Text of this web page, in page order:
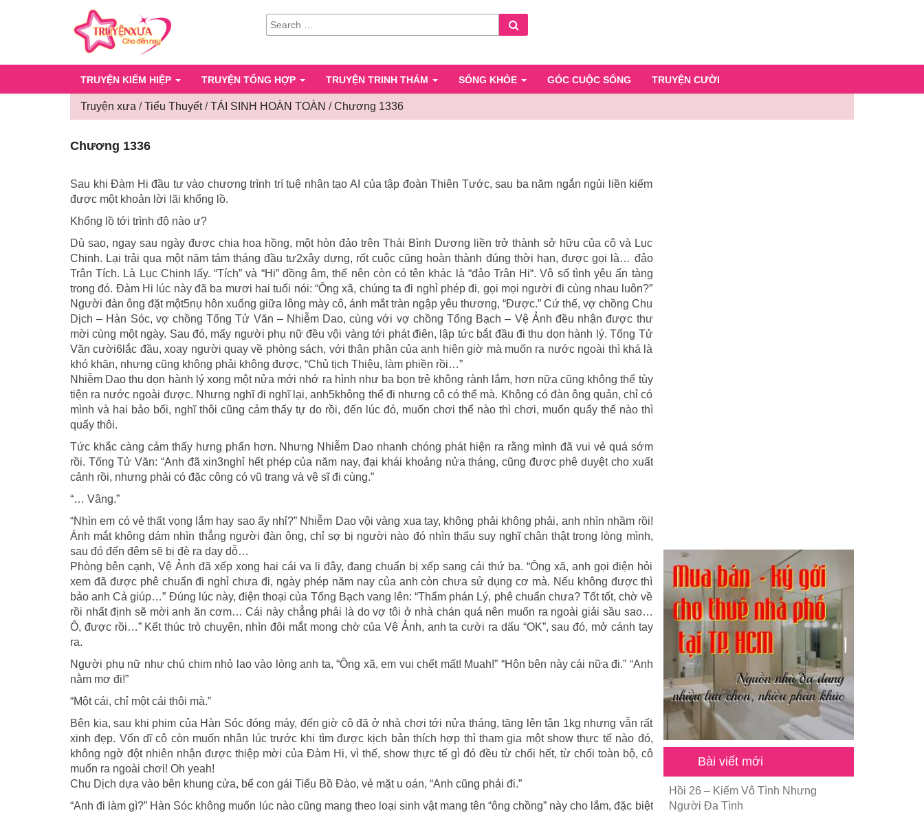
SEARCH
FOR:
TRUYỆN KIẾM HIỆP TRUYỆN TỔNG HỢP TRUYỆN TRINH THÁM SỐNG KHỎE GÓC CUỘC SỐNG TRUYỆN CƯỜI
Truyện xưa /Tiểu Thuyết/TÁI SINH HOÀN TOÀN /Chương 1336
Chương 1336
Sau khi Đàm Hi đầu tư vào chương trình trí tuệ nhân tạo AI của tập đoàn Thiên Tước, sau ba năm ngắn ngủi liền kiếm
được một khoản lời lãi khổng lồ.
Khổng lồ tới trình độ nào ư?
Dù sao, ngay sau ngày được chia hoa hồng, một hòn đảo trên Thái Bình Dương liền trở thành sở hữu của cô và Lục
Chinh. Lại trải qua một năm tám tháng đầu tư2xây dựng, rốt cuộc cũng hoàn thành đúng thời hạn, được gọi là… đảo
Trân Tích. Là Lục Chinh lấy. “Tích” và “Hi” đồng âm, thế nên còn có tên khác là “đảo Trân Hi“. Vô số tình yêu ẩn tàng
trong đó. Đàm Hi lúc này đã ba mươi hai tuổi nói: “Ông xã, chúng ta đi nghỉ phép đi, gọi mọi người đi cùng nhau luôn?”
Người đàn ông đặt một5nụ hôn xuống giữa lông mày cô, ánh mắt tràn ngập yêu thương, “Được.” Cứ thế, vợ chồng Chu
Dịch – Hàn Sóc, vợ chồng Tống Tử Văn – Nhiễm Dao, cùng với vợ chồng Tổng Bạch – Vệ Ảnh đều nhận được thư
mời cùng một ngày. Sau đó, mấy người phụ nữ đều vội vàng tới phát điên, lập tức bắt đầu đi thu dọn hành lý. Tống Tử
Văn cười6lắc đầu, xoay người quay về phòng sách, với thân phận của anh hiện giờ mà muốn ra nước ngoài thì khá là
khó khăn, nhưng cũng không phải không được, “Chủ tịch Thiệu, làm phiền rồi…”
Nhiễm Dao thu dọn hành lý xong một nửa mới nhớ ra hình như ba bọn trẻ không rành lắm, hơn nữa cũng không thể tùy
tiện ra nước ngoài được. Nhưng nghĩ đi nghĩ lại, anh5không thể đi nhưng cô có thể mà. Không có đàn ông quản, chỉ có
mình và hai bảo bối, nghĩ thôi cũng cảm thấy tự do rồi, đến lúc đó, muốn chơi thể nào thì chơi, muốn quẩy thế nào thì
quẩy thôi.
Tức khắc càng cảm thấy hưng phấn hơn. Nhưng Nhiễm Dao nhanh chóng phát hiện ra rằng mình đã vui vẻ quá sớm
rồi. Tống Tử Văn: “Anh đã xin3nghỉ hết phép của năm nay, đại khái khoảng nửa tháng, cũng được phê duyệt cho xuất
cảnh rồi, nhưng phải có đặc công có vũ trang và vệ sĩ đi cùng.”
“… Vâng.”
“Nhìn em có vẻ thất vọng lắm hay sao ấy nhỉ?” Nhiễm Dao vội vàng xua tay, không phải không phải, anh nhìn nhầm rồi!
Ánh mắt không dám nhìn thẳng người đàn ông, chỉ sợ bị người nào đó nhìn thấu suy nghĩ chân thật trong lòng mình,
sau đó đến đêm sẽ bị đè ra dạy dỗ…
Phòng bên cạnh, Vệ Ảnh đã xếp xong hai cái va li đây, đang chuẩn bị xếp sang cái thứ ba. “Ông xã, anh gọi điện hỏi
xem đã được phê chuẩn đi nghỉ chưa đi, ngày phép năm nay của anh còn chưa sử dụng cơ mà. Nếu không được thì
bảo anh Cả giúp…” Đúng lúc này, điện thoại của Tổng Bạch vang lên: “Thẩm phán Lý, phê chuẩn chưa? Tốt tốt, chờ về
rồi nhất định sẽ mời anh ăn cơm… Cái này chẳng phải là do vợ tôi ở nhà chán quá nên muốn ra ngoài giải sầu sao…
Ô, được rồi…” Kết thúc trò chuyện, nhìn đôi mắt mong chờ của Vệ Ảnh, anh ta cười ra dấu “OK”, sau đó, mở cánh tay
ra.
Người phụ nữ như chú chim nhỏ lao vào lòng anh ta, “Ông xã, em vui chết mất! Muah!” “Hôn bên này cái nữa đi.” “Anh
nằm mơ đi!”
“Một cái, chỉ một cái thôi mà.”
Bên kia, sau khi phim của Hàn Sóc đóng máy, đến giờ cô đã ở nhà chơi tới nửa tháng, tăng lên tận 1kg nhưng vẫn rất
xinh đẹp. Vốn dĩ cô còn muốn nhân lúc trước khi tìm được kịch bản thích hợp thì tham gia một show thực tế nào đó,
không ngờ đột nhiên nhận được thiệp mời của Đàm Hi, vì thế, show thực tế gì đó đều từ chối hết, từ chối toàn bộ, cô
muốn ra ngoài chơi! Oh yeah!
Chu Dịch dựa vào bên khung cửa, bể con gái Tiểu Bồ Đào, vẻ mặt u oán, “Anh cũng phải đi.”
“Anh đi làm gì?” Hàn Sóc không muốn lúc nào cũng mang theo loại sinh vật mang tên “ông chồng” này cho lắm, đặc biệt
Bài viết mới
Hồi 26 – Kiếm Vô Tình Nhưng
Người Đa Tình